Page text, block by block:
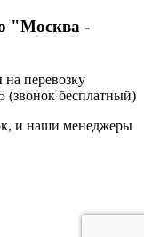
"Москва -
на перевозку
(звонок бесплатный)
и наши менеджеры